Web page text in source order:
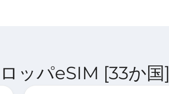
ッパeSIM [33か国]